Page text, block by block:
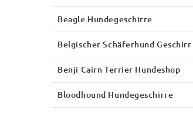
Beagle Hundegeschirre
Belgischer Schäferhund Geschirr
Benji Cairn Terrier Hundeshop
Bloodhound Hundegeschirre